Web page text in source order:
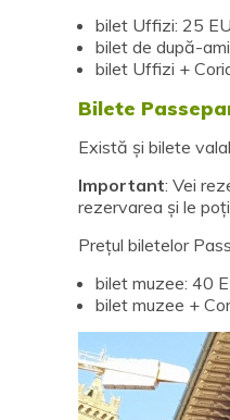
bilet Uffizi: 25
bilet de după-
bilet Uffizi +
Bilete
Există și bilete
Important: Vei
rezervarea și le
Prețul biletelor
bilet muzee: 40
bilet muzee +